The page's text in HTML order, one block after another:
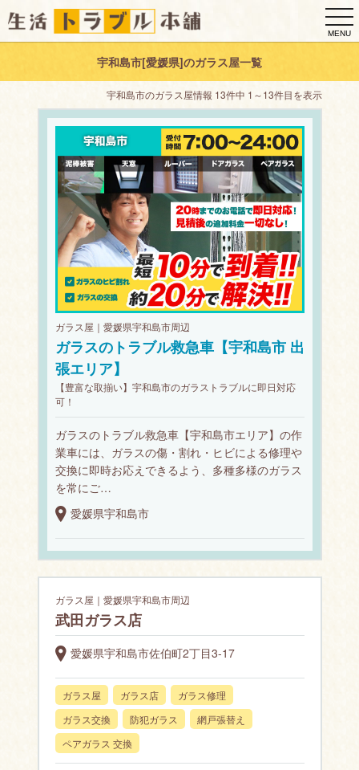
MENU
宇和島市[愛媛県]のガラス屋一覧
宇和島市のガラス屋情報 13件中 1～13件目を表示
ガラス屋｜愛媛県宇和島市周辺
ガラスのトラブル救急車【宇和島市 出
張エリア】
【豊富な取揃い】宇和島市のガラストラブルに即日対応
可！
ガラスのトラブル救急車【宇和島市エリア】の作
業車には、ガラスの傷・割れ・ヒビによる修理や
交換に即時お応えできるよう、多種多様のガラス
を常にご…
愛媛県宇和島市
ガラス屋｜愛媛県宇和島市周辺
武田ガラス店
愛媛県宇和島市佐伯町2丁目3-17
ガラス屋 ガラス店
ガラス修理
ガラス交換
防犯ガラス
網戸張替え
ペアガラス 交換